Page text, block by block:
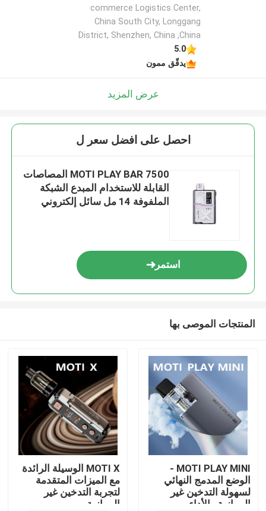
commerce Logistics Center,
China South City, Longgang
District, Shenzhen, China ,China
5.0
يدقّق ممون
عرض المزيد
احصل على افضل سعر ل
MOTI PLAY BAR 7500 المصاصات
القابلة للاستخدام المبدع الشبكة
الملفوفة 14 مل سائل إلكتروني
استمر
المنتجات الموصى بها
MOTI PLAY MINI -
الوضع المدمج النهائي
لسهولة التدخين غير
الموازية والأداء
MOTI X الوسيلة الرائدة
مع الميزات المتقدمة
لتجربة التدخين غير
الموازية